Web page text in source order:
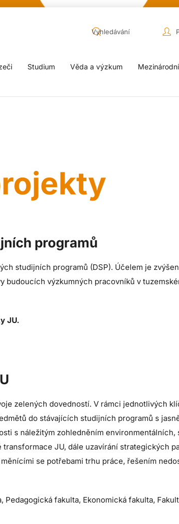
Studium Věda a výzkum
programů
studijních programů (DSP). Účelem je
výzkumných pracovníků v
JU.
zelených dovedností. V rámci jednotlivých
do stávajících studijních programů s
s náležitým zohledněním environmentálních,
JU, dále uzavírání strategických
se potřebami trhu práce, řešením
fakulta, Ekonomická fakulta,